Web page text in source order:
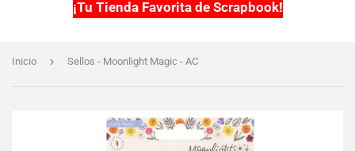
¡Tu Tienda Favorita de Scrapbook!
Inicio › Sellos - Moonlight Magic - AC